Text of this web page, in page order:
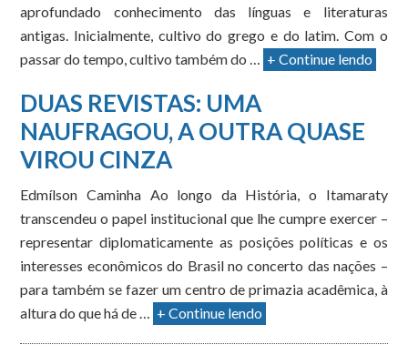
aprofundado conhecimento das línguas e literaturas
antigas. Inicialmente, cultivo do grego e do latim. Com o
passar do tempo, cultivo também do … + Continue lendo
DUAS REVISTAS: UMA
NAUFRAGOU, A OUTRA QUASE
VIROU CINZA
Edmílson Caminha Ao longo da História, o Itamaraty
transcendeu o papel institucional que lhe cumpre exercer –
representar diplomaticamente as posições políticas e os
interesses econômicos do Brasil no concerto das nações –
para também se fazer um centro de primazia acadêmica, à
altura do que há de … + Continue lendo